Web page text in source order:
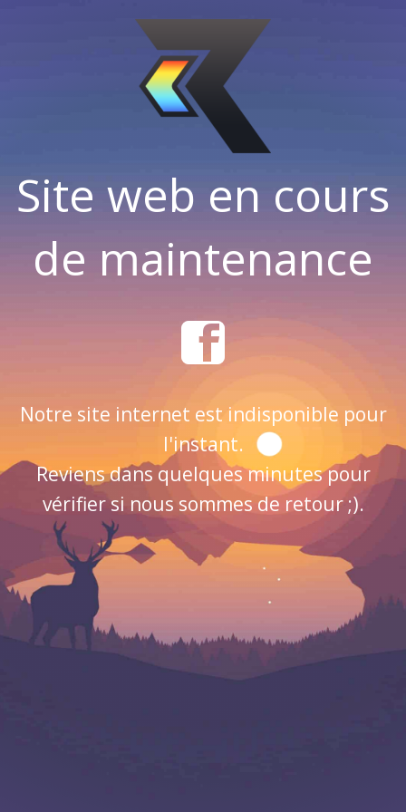
Site web en cours
de maintenance
Notre site internet est indisponible pour
l'instant.
Reviens dans quelques minutes pour
vérifier si nous sommes de retour ;).